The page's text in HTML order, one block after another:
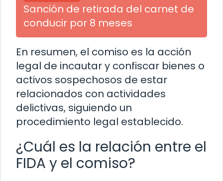
Sanción de retirada del carnet de
conducir por 8 meses
En resumen, el comiso es la acción
legal de incautar y confiscar bienes o
activos sospechosos de estar
relacionados con actividades
delictivas, siguiendo un
procedimiento legal establecido.
¿Cuál es la relación entre el
FIDA y el comiso?